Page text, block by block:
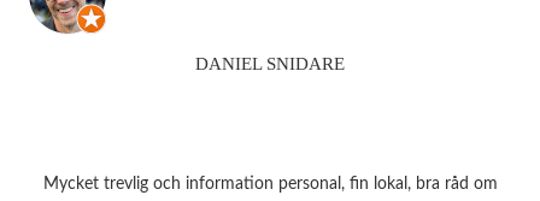
DANIEL SNIDARE
Mycket trevlig och information personal, fin lokal, bra råd om